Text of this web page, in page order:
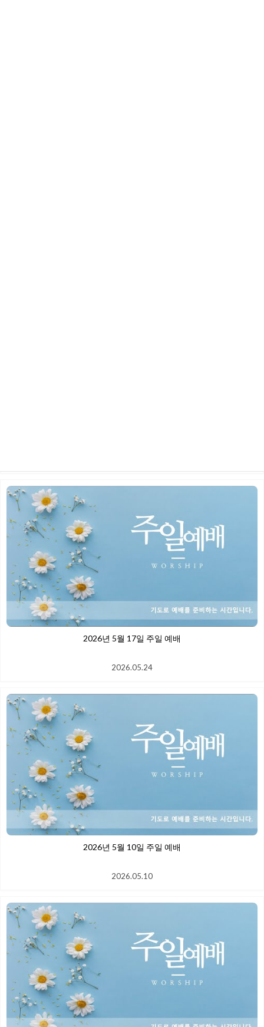
2026년 5월 17일 주일 예배
2026.05.24
2026년 5월 10일 주일 예배
2026.05.10